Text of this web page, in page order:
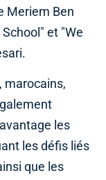
Meriem Ben
et "We
marocains,
les
les défis liés
que les